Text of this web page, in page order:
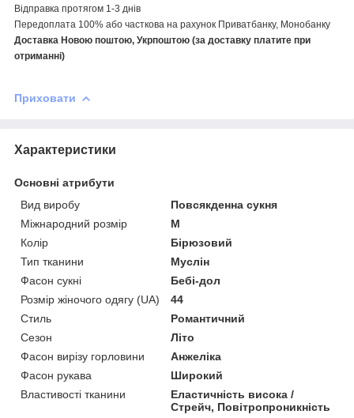
Відправка протягом 1-3 днів
Передоплата 100% або часткова на рахунок Приватбанку, Монобанку
Доставка Новою поштою, Укрпоштою (за доставку платите при
отриманні)
Приховати
Характеристики
Основні атрибути
Вид виробу
Повсякденна сукня
Міжнародний розмір
M
Колір
Бірюзовий
Тип тканини
Муслін
Фасон сукні
Бебі-дол
Розмір жіночого одягу (UA)
44
Стиль
Романтичний
Сезон
Літо
Фасон вирізу горловини
Анжеліка
Фасон рукава
Широкий
Властивості тканини
Еластичність висока /
Стрейч, Повітропроникність